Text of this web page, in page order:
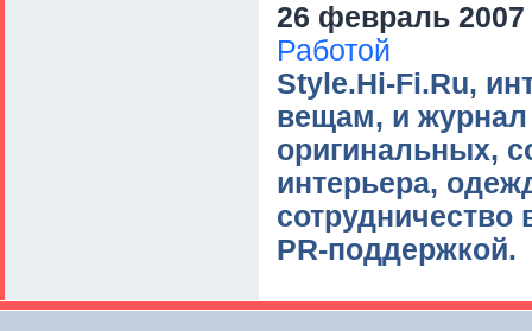
26 февраль 2007
Работой
Style.Hi-Fi.Ru,
вещам, и
оригинальных,
интерьера,
PR-поддержкой.